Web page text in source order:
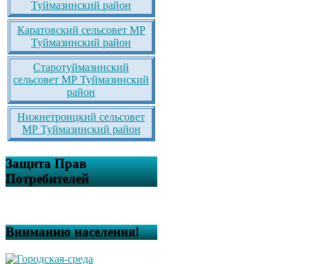
Туймазинский район
Каратовский сельсовет МР
Туймазинский район
Старотуймазинский
сельсовет МР Туймазинский
район
Нижнетроицкий сельсовет
МР Туймазинский район
Защита Прав
Потребителей
Вниманию населения!